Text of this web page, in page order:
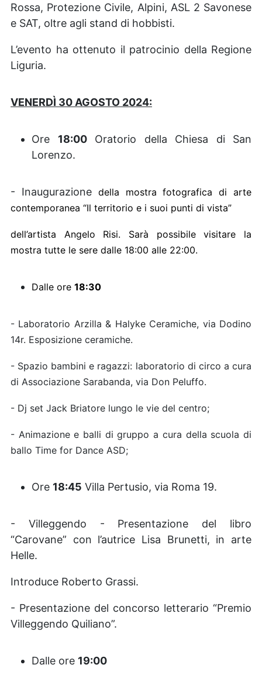
Rossa, Protezione Civile, Alpini, ASL 2 Savonese
e SAT, oltre agli stand di hobbisti.
L’evento ha ottenuto il patrocinio della Regione
Liguria.
VENERDÌ 30 AGOSTO 2024:
Ore 18:00Oratorio della Chiesa di San
Lorenzo.
- Inaugurazione della mostra fotografica di arte
contemporanea “Il territorio e i suoi punti di vista”
dell’artista Angelo Risi. Sarà possibile visitare la
mostra tutte le sere dalle 18:00 alle 22:00.
Dalle ore 18:30
- Laboratorio Arzilla & Halyke Ceramiche, via Dodino
14r. Esposizione ceramiche.
- Spazio bambini e ragazzi: laboratorio di circo a cura
di Associazione Sarabanda, via Don Peluffo.
- Dj set Jack Briatore lungo le vie del centro;
- Animazione e balli di gruppo a cura della scuola di
ballo Time for Dance ASD;
Ore 18:45 Villa Pertusio, via Roma 19.
- Villeggendo - Presentazione del libro
“Carovane” con l’autrice Lisa Brunetti, in arte
Helle.
Introduce Roberto Grassi.
- Presentazione del concorso letterario “Premio
Villeggendo Quiliano”.
Dalle ore 19:00